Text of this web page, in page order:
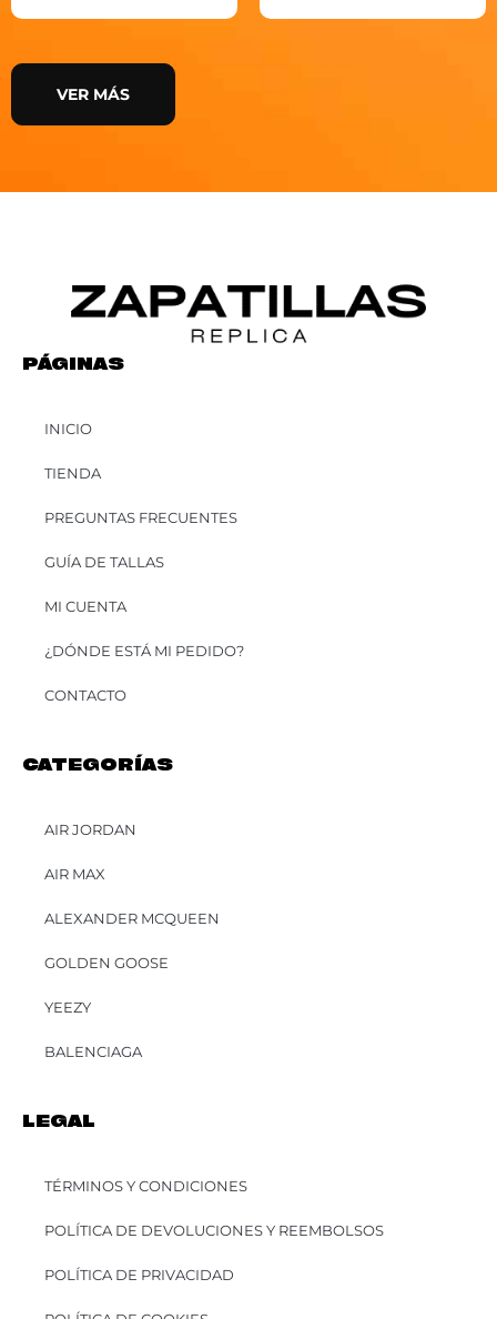
VER MÁS
PÁGINAS
INICIO
TIENDA
PREGUNTAS FRECUENTES
GUÍA DE TALLAS
MI CUENTA
¿DÓNDE ESTÁ MI PEDIDO?
CONTACTO
CATEGORÍAS
AIR JORDAN
AIR MAX
ALEXANDER MCQUEEN
GOLDEN GOOSE
YEEZY
BALENCIAGA
LEGAL
TÉRMINOS Y CONDICIONES
POLÍTICA DE DEVOLUCIONES Y REEMBOLSOS
POLÍTICA DE PRIVACIDAD